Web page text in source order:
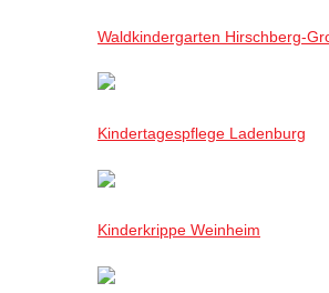
Waldkindergarten Hirschberg-
Kindertagespflege Ladenburg
Kinderkrippe Weinheim